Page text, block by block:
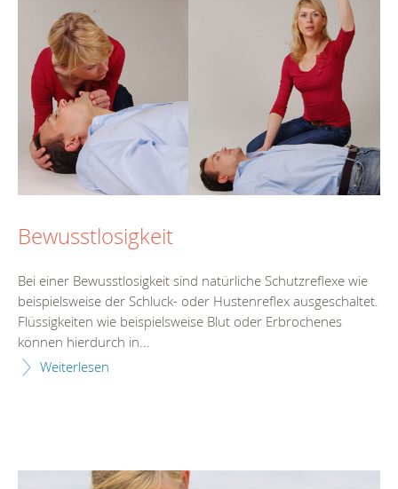
Bewusstlosigkeit
Bei einer Bewusstlosigkeit sind natürliche Schutzreflexe wie
beispielsweise der Schluck- oder Hustenreflex ausgeschaltet.
Flüssigkeiten wie beispielsweise Blut oder Erbrochenes
können hierdurch in...
Weiterlesen